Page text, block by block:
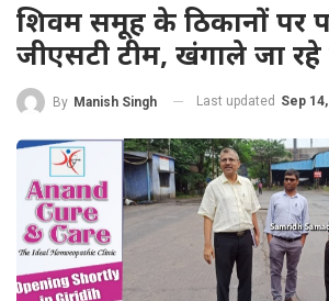
शिवम समूह के ठिकानों पर
जीएसटी टीम, खंगाले जा
By Manish Singh Last updated Sep